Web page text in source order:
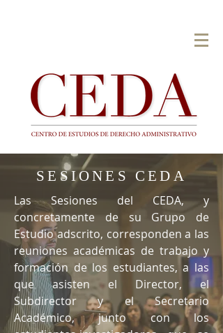
SESIONES CEDA
Las Sesiones del CEDA, y
concretamente de su Grupo de
Estudio adscrito, corresponden a las
reuniones académicas de trabajo y
formación de los estudiantes, a las
que asisten el Director, el
Subdirector y el Secretario
Académico, junto con los